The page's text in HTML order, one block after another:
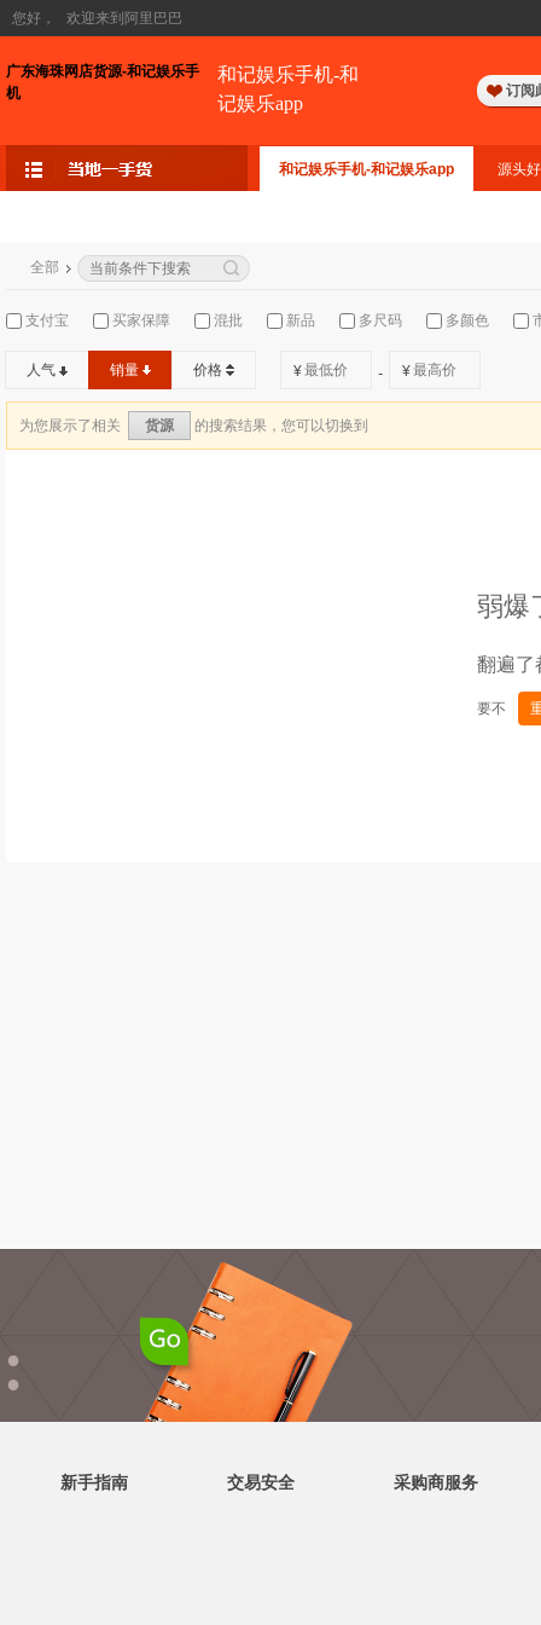
您好， 欢迎来到阿里巴巴
广东海珠网店货源-和记娱乐手
机
和记娱乐手机-和
记娱乐app
订阅
和记娱乐手机-和记娱乐app 源头
全部
支付宝 买家保障 混批 新品 多尺码 多颜色
人气 销量 价格 ¥ - ¥
为您展示了相关 货源 的搜索结果，您可以切换到
弱爆
翻遍了
要不
●
●
新手指南 交易安全 采购商服务